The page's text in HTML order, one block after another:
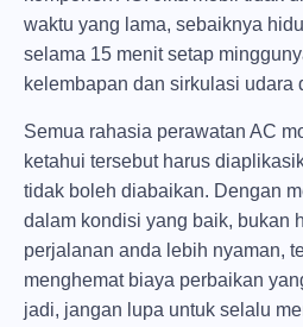
waktu yang lama, sebaiknya
selama 15 menit setap
kelembapan dan sirkulasi udara
Semua rahasia perawatan AC
ketahui tersebut harus
tidak boleh diabaikan. Dengan
dalam kondisi yang baik, bukan
perjalanan anda lebih nyaman,
menghemat biaya perbaikan
jadi, jangan lupa untuk selalu